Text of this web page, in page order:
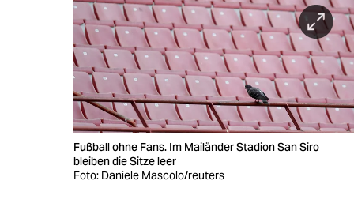
wahrheit
veranstaltungenFußball ohne Fans. Im Mailänder Stadion San Siro
bleiben die Sitze leer
Foto: Daniele Mascolo/reuters